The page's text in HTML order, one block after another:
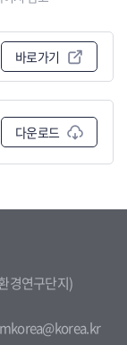
바로가기
다운로드
경연구단지)